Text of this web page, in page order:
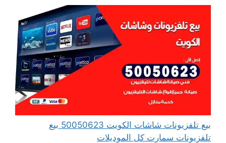
بيع تلفزيونات شاشات الكويت 50050623 بيع
تلفزيونات سمارت كل الموديلات